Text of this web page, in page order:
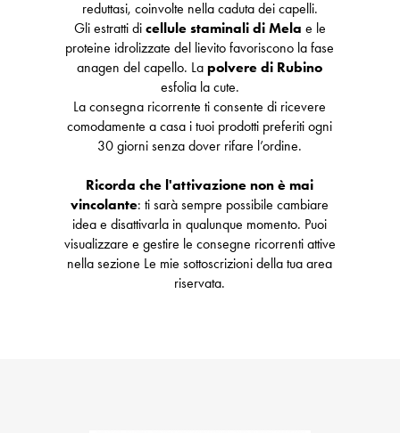
reduttasi, coinvolte nella caduta dei capelli.
Gli estratti di cellule staminali di Mela e le
proteine idrolizzate del lievito favoriscono la fase
anagen del capello. Lapolvere di Rubino
esfolia la cute.
La consegna ricorrente ti consente di ricevere
comodamente a casa i tuoi prodotti preferiti ogni
30 giorni senza dover rifare l’ordine.
Ricorda che l'attivazione non è mai
vincolante: ti sarà sempre possibile cambiare
idea e disattivarla in qualunque momento. Puoi
visualizzare e gestire le consegne ricorrenti attive
nella sezione Le mie sottoscrizioni della tua area
riservata.